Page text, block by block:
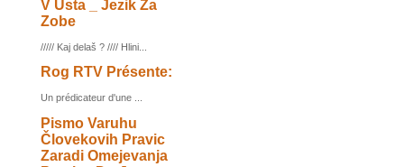
V Usta _ Jezik Za
Zobe
///// Kaj delaš ? //// Hlini...
Rog RTV Présente:
Un prédicateur d'une ...
Pismo Varuhu
Človekovih Pravic
Zaradi Omejevanja